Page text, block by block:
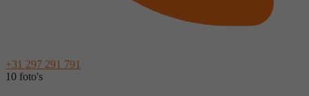
+31 297 291 791
10 foto's